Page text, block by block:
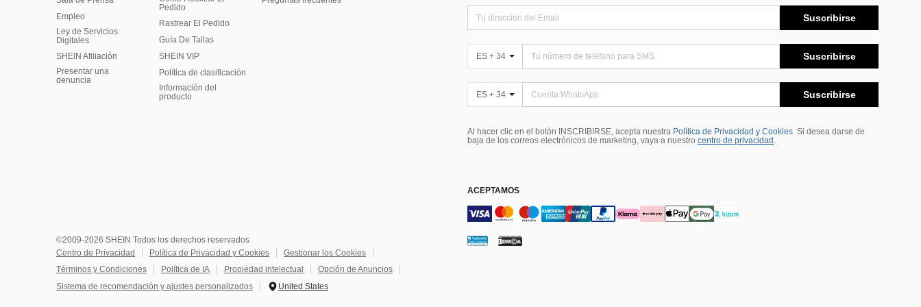
Empleo
Ley de Servicios
Digitales
SHEIN Afiliación
Presentar una
denuncia
Pedido
Rastrear El Pedido
Guía De Tallas
SHEIN VIP
Política de clasificación
​Información del
producto
Suscribirse
ES + 34 Suscribirse
ES + 34 Suscribirse
Al hacer clic en el botón INSCRIBIRSE, acepta nuestra Política de Privacidad y Cookies Si desea darse de
baja de los correos electrónicos de marketing, vaya a nuestro centro de privacidad .
ACEPTAMOS
©2009-2026 SHEIN Todos los derechos reservados
Centro de Privacidad
Política de Privacidad y Cookies
Gestionar los Cookies
Términos y Condiciones
Política de IA Propiedad intelectual
Opción de Anuncios
Sistema de recomendación y ajustes personalizados
United States